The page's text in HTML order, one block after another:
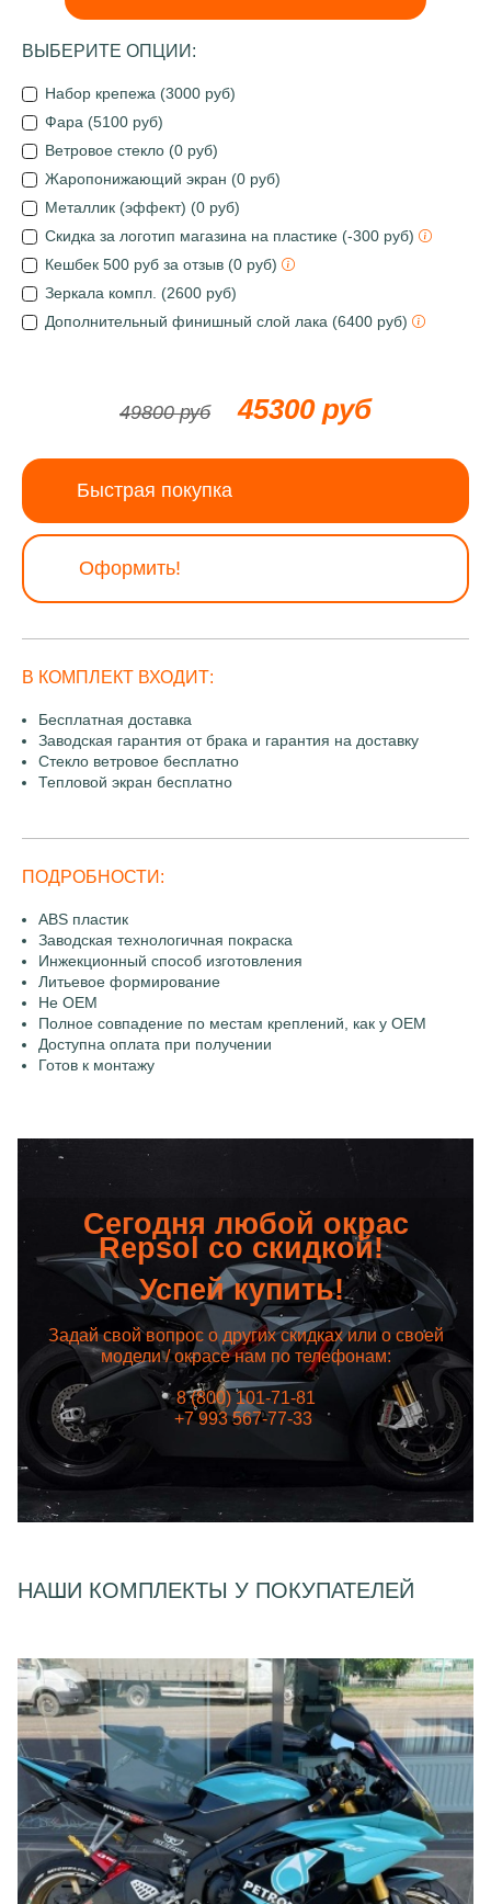
ВЫБЕРИТЕ ОПЦИИ:
Набор крепежа (3000 руб)
Фара (5100 руб)
Ветровое стекло (0 руб)
Жаропонижающий экран (0 руб)
Металлик (эффект) (0 руб)
Скидка за логотип магазина на пластике (-300 руб)
Кешбек 500 руб за отзыв (0 руб)
Зеркала компл. (2600 руб)
Дополнительный финишный слой лака (6400 руб)
49800 руб 45300 руб
Быстрая покупка
Оформить!
В КОМПЛЕКТ ВХОДИТ:
Бесплатная доставка
Заводская гарантия от брака и гарантия на доставку
Стекло ветровое бесплатно
Тепловой экран бесплатно
ПОДРОБНОСТИ:
ABS пластик
Заводская технологичная покраска
Инжекционный способ изготовления
Литьевое формирование
Не OEM
Полное совпадение по местам креплений, как у OEM
Доступна оплата при получении
Готов к монтажу
Сегодня любой окрас
Repsol со скидкой!
Успей купить!
Задай свой вопрос о других скидках или о своей
модели / окрасе нам по телефонам:
8 (800) 101-71-81
+7 993 567-77-33
НАШИ КОМПЛЕКТЫ У ПОКУПАТЕЛЕЙ